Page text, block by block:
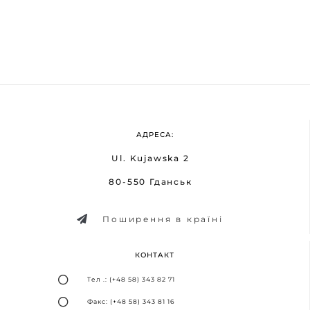
АДРЕСА:
Ul. Kujawska 2
80-550 Гданськ
Поширення в країні
КОНТАКТ
Тел .: (+48 58) 343 82 71
Факс: (+48 58) 343 81 16